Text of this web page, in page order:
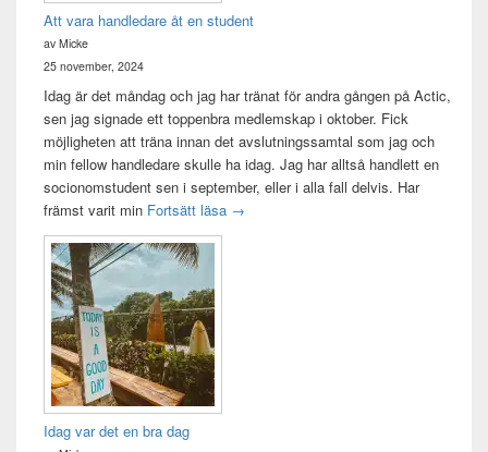
Att vara handledare åt en student
av Micke
25 november, 2024
Idag är det måndag och jag har tränat för andra gången på Actic,
sen jag signade ett toppenbra medlemskap i oktober. Fick
möjligheten att träna innan det avslutningssamtal som jag och
min fellow handledare skulle ha idag. Jag har alltså handlett en
socionomstudent sen i september, eller i alla fall delvis. Har
främst varit min Fortsätt läsa Att vara handledare åt en student
→
Idag var det en bra dag